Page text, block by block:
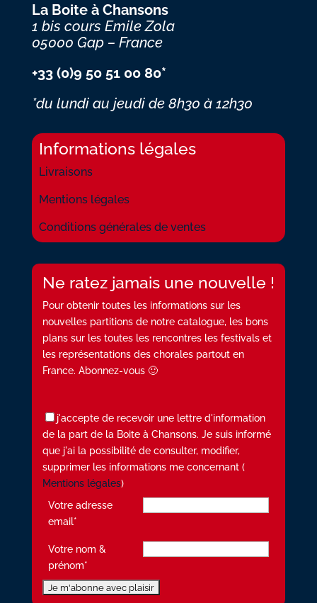
La Boite à Chansons
1 bis cours Emile Zola
05000 Gap – France
+33 (0)9 50 51 00 80*
*du lundi au jeudi de 8h30 à 12h30
Informations légales
Livraisons
Mentions légales
Conditions générales de ventes
Ne ratez jamais une nouvelle !
Pour obtenir toutes les informations sur les
nouvelles partitions de notre catalogue, les bons
plans sur les toutes les rencontres les festivals et
les représentations des chorales partout en
France. Abonnez-vous 🙂
j'accepte de recevoir une lettre d'information
de la part de la Boite à Chansons. Je suis informé
que j'ai la possibilité de consulter, modifier,
supprimer les informations me concernant (
Mentions légales)
Votre adresse
email*
Votre nom &
prénom*